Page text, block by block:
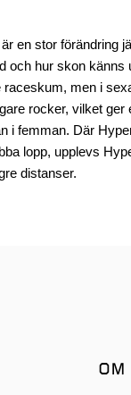
en stor förändring
och hur skon
men i
rocker, vilket
i femman. Där
lopp, upplevs
distanser.
OM